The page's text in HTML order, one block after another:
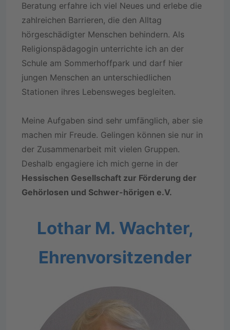
Beratung erfahre ich viel Neues und erlebe die
zahlreichen Barrieren, die den Alltag
hörgeschädigter Menschen behindern. Als
Religionspädagogin unterrichte ich an der
Schule am Sommerhoffpark und darf hier
jungen Menschen an unterschiedlichen
Stationen ihres Lebensweges begleiten.
Meine Aufgaben sind sehr umfänglich, aber sie
machen mir Freude. Gelingen können sie nur in
der Zusammenarbeit mit vielen Gruppen.
Deshalb engagiere ich mich gerne in der
Hessischen Gesellschaft zur Förderung der
Gehörlosen und Schwer-hörigen e.V.
Lothar M. Wachter,
Ehrenvorsitzender